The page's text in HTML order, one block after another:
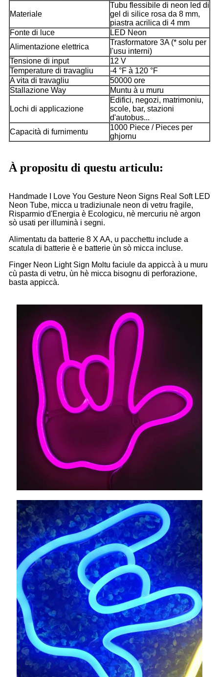
Materiale
Tubu flessibile di neon led di
gel di silice rosa da 8 mm,
piastra acrilica di 4 mm
Fonte di luce
LED Neon
Alimentazione elettrica
Trasformatore 3A (* solu per
l'usu interni)
Tensione di input
12 V
Temperature di travagliu
-4 °F à 120 °F
A vita di travagliu
50000 ore
Stallazione Way
Muntu à u muru
Lochi di applicazione
Edifici, negozi, matrimoniu,
scole, bar, stazioni
d'autobus...
Capacità di furnimentu
1000 Piece / Pieces per
ghjornu
À propositu di questu articulu:
Handmade I Love You Gesture Neon Signs Real Soft LED
Neon Tube, micca u tradiziunale neon di vetru fragile,
Risparmio d'Energia è Ecologicu, nè mercuriu nè argon
sò usati per illuminà i segni.
Alimentatu da batterie 8 X AA, u pacchettu include a
scatula di batterie è e batterie ùn sò micca incluse.
Finger Neon Light Sign Moltu faciule da appiccà à u muru
cù pasta di vetru, ùn hè micca bisognu di perforazione,
basta appiccà.